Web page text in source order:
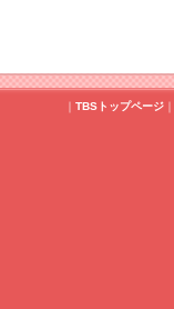
｜ TBSトップページ｜